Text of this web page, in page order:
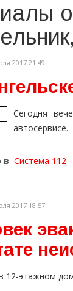
2017 21:49
Сегодня
автосервисе.
в Система 112
2017 18:57
12-этажном